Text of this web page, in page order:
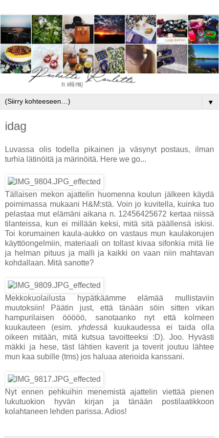
▼
idag
Luvassa olis todella pikainen ja väsynyt postaus, ilman
turhia lätinöitä ja märinöitä. Here we go...
Tällaisen mekon ajattelin huomenna koulun jälkeen käydä
poimimassa mukaani H&M:stä. Voin jo kuvitella, kuinka tuo
pelastaa mut elämäni aikana n. 12456425672 kertaa niissä
tilanteissa, kun ei millään keksi, mitä sitä päällensä iskisi.
Toi korumainen kaula-aukko on vastaus mun kaulakorujen
käyttöongelmiin, materiaali on tollast kivaa sifonkia mitä lie
ja helman pituus ja malli ja kaikki on vaan niin mahtavan
kohdallaan. Mitä sanotte?
Mekkokuolailusta hypätkäämme elämää mullistaviin
muutoksiin! Päätin just, että tänään söin sitten vikan
hampurilaisen ööööö, sanotaanko nyt että kolmeen
kuukauteen (esim. yhdessä kuukaudessa ei taida olla
oikeen mitään, mitä kutsua tavoitteeksi :D). Joo. Hyvästi
mäkki ja hese, täst lähtien kaverit ja toverit joutuu lähtee
mun kaa subille (tms) jos haluaa aterioida kanssani.
Nyt ennen pehkuihin menemistä ajattelin viettää pienen
lukutuokion hyvän kirjan ja tänään postilaatikkoon
kolahtaneen lehden parissa. Adios!